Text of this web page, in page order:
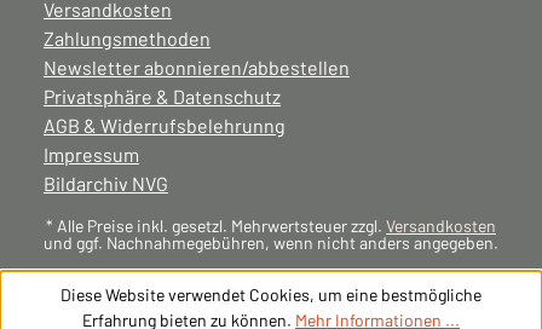
Versandkosten
Zahlungsmethoden
Newsletter abonnieren/abbestellen
Privatsphäre & Datenschutz
AGB & Widerrufsbelehrunng
Impressum
Bildarchiv NVG
* Alle Preise inkl. gesetzl. Mehrwertsteuer zzgl. Versandkosten
und ggf. Nachnahmegebühren, wenn nicht anders angegeben.
Diese Website verwendet Cookies, um eine bestmögliche
Erfahrung bieten zu können. Mehr Informationen ...